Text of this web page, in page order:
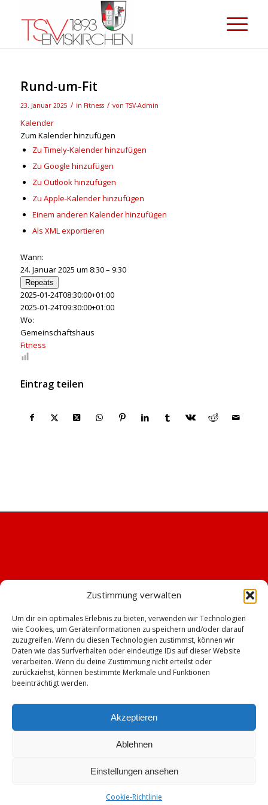
Zustimmung verwalten
Um dir ein optimales Erlebnis zu bieten, verwenden wir Technologien
wie Cookies, um Geräteinformationen zu speichern und/oder darauf
zuzugreifen. Wenn du diesen Technologien zustimmst, können wir
Daten wie das Surfverhalten oder eindeutige IDs auf dieser Website
verarbeiten. Wenn du deine Zustimmung nicht erteilst oder
zurückziehst, können bestimmte Merkmale und Funktionen
beeinträchtigt werden.
Akzeptieren
Ablehnen
Einstellungen ansehen
Cookie-Richtlinie
Rund-um-Fit
23. Januar 2025 / in Fitness / vonTSV-Admin
Kalender
Zum Kalender hinzufügen
Zu Timely-Kalender hinzufügen
Zu Google hinzufügen
Zu Outlook hinzufügen
Zu Apple-Kalender hinzufügen
Einem anderen Kalender hinzufügen
Als XML exportieren
Wann:
24. Januar 2025 um 8:30 – 9:30
Repeats
2025-01-24T08:30:00+01:00
2025-01-24T09:30:00+01:00
Wo:
Gemeinschaftshaus
Fitness
Eintrag teilen
© Copyright - TSV Emskirchen -Enfold WordPress Theme by Kriesi
Datenschutz Cookie-Richtlinie (EU)
Mitgliederbereich mitDigiMember